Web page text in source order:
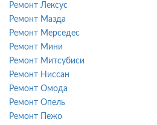
Ремонт Лексус
Ремонт Мазда
Ремонт Мерседес
Ремонт Мини
Ремонт Митсубиси
Ремонт Ниссан
Ремонт Омода
Ремонт Опель
Ремонт Пежо